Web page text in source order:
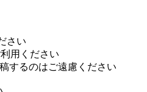
さい
用ください
するのはご遠慮ください